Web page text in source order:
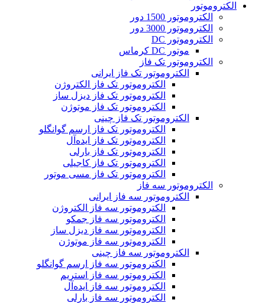
الکتروموتور
الکتروموتور 1500 دور
الکتروموتور 3000 دور
الکتروموتور DC
موتور DC کرماس
الکتروموتور تک فاز
الکتروموتور تک فاز ایرانی
الکتروموتور تک فاز الکتروژن
الکتروموتور تک فاز دیزل ساز
الکتروموتور تک فاز موتوژن
الکتروموتور تک فاز چینی
الکتروموتور تک فاز ارسم گوانگلو
الکتروموتور تک فاز ایده‌آل
الکتروموتور تک فاز بارلی
الکتروموتور تک فاز کاجیلی
الکتروموتور تک فاز مسی موتور
الکتروموتور سه فاز
الکتروموتور سه فاز ایرانی
الکتروموتور سه فاز الکتروژن
الکتروموتور سه فاز جمکو
الکتروموتور سه فاز دیزل ساز
الکتروموتور سه فاز موتوژن
الکتروموتور سه فاز چینی
الکتروموتور سه فاز ارسم گوانگلو
الکتروموتور سه فاز استریم
الکتروموتور سه فاز ایده‌آل
الکتروموتور سه فاز بارلی